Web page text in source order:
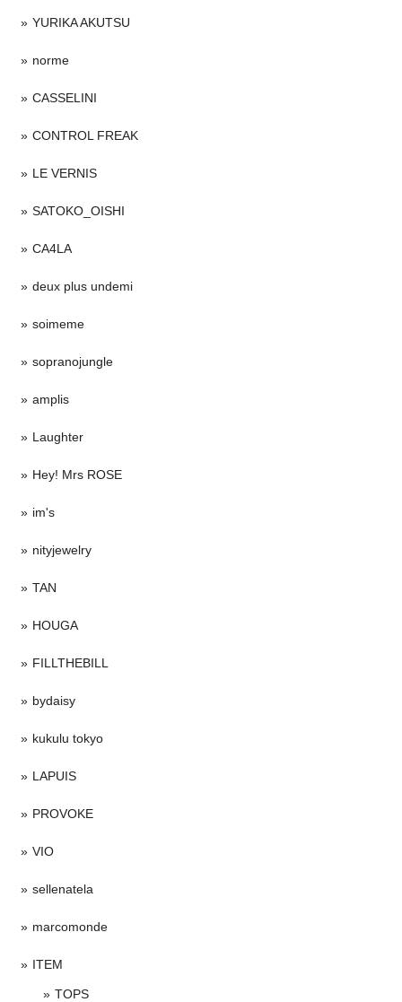
YURIKA AKUTSU
norme
CASSELINI
CONTROL FREAK
LE VERNIS
SATOKO_OISHI
CA4LA
deux plus undemi
soimeme
sopranojungle
amplis
Laughter
Hey! Mrs ROSE
im's
nityjewelry
TAN
HOUGA
FILLTHEBILL
bydaisy
kukulu tokyo
LAPUIS
PROVOKE
VIO
sellenatela
marcomonde
ITEM
TOPS